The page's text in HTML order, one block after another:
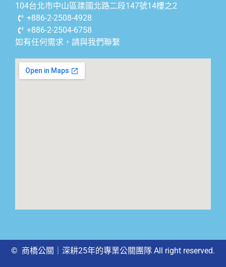
104台北市中山區建國北路二段147號14樓之2
+886-2-2508-4928
+886-2-2504-6758
如有任何需求，請與我們聯繫
© 商橋公關｜深耕25年的專業公關團隊 All right reserved.